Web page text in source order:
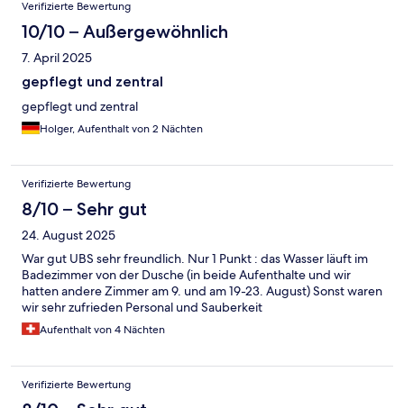
Verifizierte Bewertung
10/10 – Außergewöhnlich
7. April 2025
gepflegt und zentral
gepflegt und zentral
Holger, Aufenthalt von 2 Nächten
Verifizierte Bewertung
8/10 – Sehr gut
24. August 2025
War gut UBS sehr freundlich. Nur 1 Punkt : das Wasser läuft im
Badezimmer von der Dusche (in beide Aufenthalte und wir
hatten andere Zimmer am 9. und am 19-23. August) Sonst waren
wir sehr zufrieden Personal und Sauberkeit
Aufenthalt von 4 Nächten
Verifizierte Bewertung